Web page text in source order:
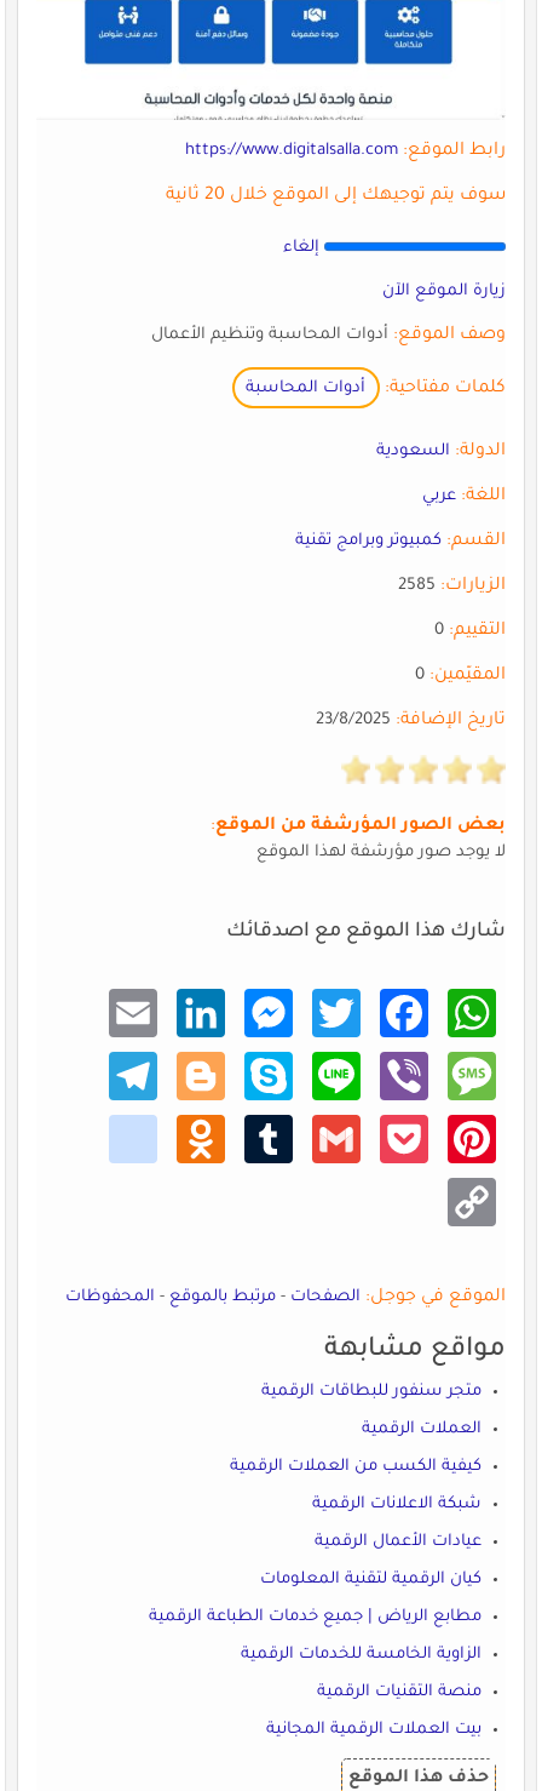
رابط الموقع: https://www.digitalsalla.com
سوف يتم توجيهك إلى الموقع خلال 20 ثانية
إلغاء
زيارة الموقع الآن
وصف الموقع:أدوات المحاسبة وتنظيم الأعمال
كلمات مفتاحية: أدوات المحاسبة
الدولة: السعودية
اللغة: عربي
القسم: كمبيوتر وبرامج تقنية
الزيارات:2585
التقييم:0
المقيّمين:0
تاريخ الإضافة:23/8/2025
بعض الصور المؤرشفة من الموقع:
لا يوجد صور مؤرشفة لهذا الموقع
شارك هذا الموقع مع اصدقائك
What
sApp
Faceb
ook
Twitt
er
Mess
enger
Linke
dIn
Email
Mess
age
Viber
Line
Skype
Blogg
er
Teleg
ram
Pinte
rest
Pocke
Gmail
Tumb
Odno
klass
niki
Copy
Link
الموقع في جوجل: الصفحات-مرتبط بالموقع-المحفوظات
مواقع مشابهة
متجر سنفور للبطاقات الرقمية
العملات الرقمية
كيفية الكسب من العملات الرقمية
شبكة الاعلانات الرقمية
عيادات الأعمال الرقمية
كيان الرقمية لتقنية المعلومات
مطابع الرياض | جميع خدمات الطباعة الرقمية
الزاوية الخامسة للخدمات الرقمية
منصة التقنيات الرقمية
بيت العملات الرقمية المجانية
حذف هذا الموقع